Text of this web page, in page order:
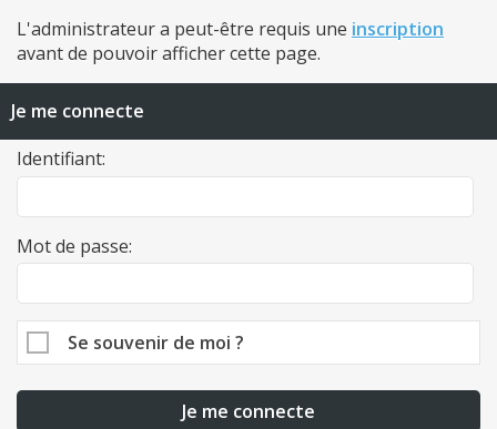
L'administrateur a peut-être requis une inscription
avant de pouvoir afficher cette page.
Je me connecte
Identifiant:
Mot de passe:
Se souvenir de moi ?
Je me connecte